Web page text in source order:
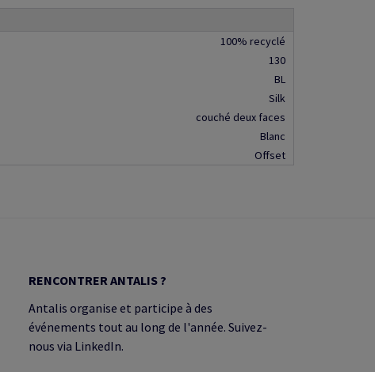
100% recyclé
130
BL
Silk
couché deux faces
Blanc
Offset
RENCONTRER ANTALIS ?
Antalis organise et participe à des
événements tout au long de l'année. Suivez-
nous via LinkedIn.